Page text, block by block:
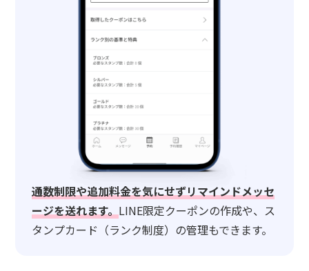
通数制限や追加料金を気にせずリマインドメッセ
ージを送れます。LINE限定クーポンの作成や、ス
タンプカード（ランク制度）の管理もできます。